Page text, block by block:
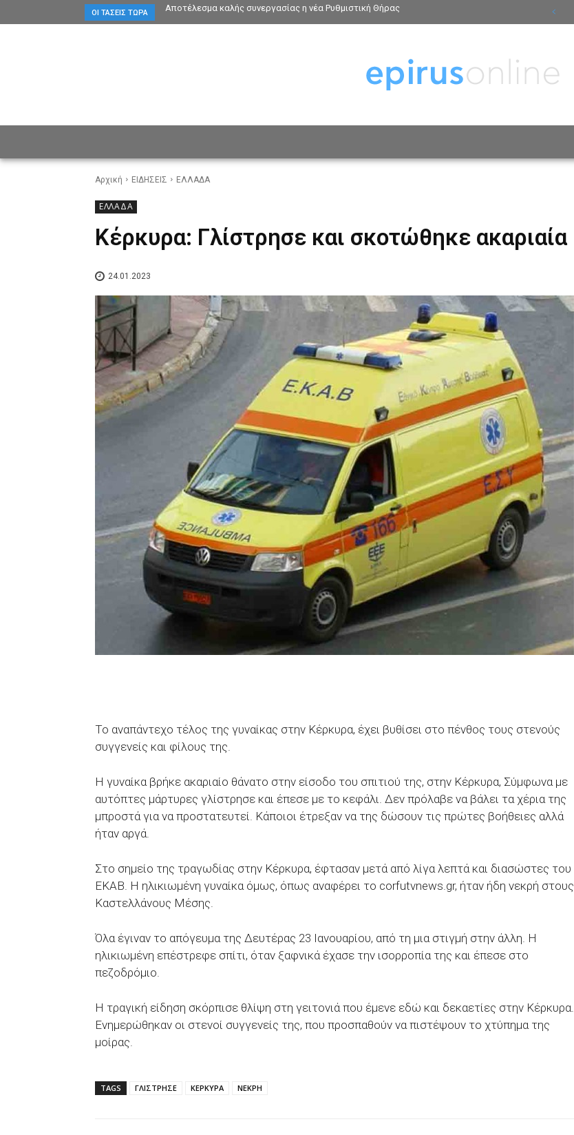
ΟΙ ΤΆΣΕΙΣ ΤΏΡΑ Αποτέλεσμα καλής συνεργασίας η νέα Ρυθμιστική Θήρας
Αρχική ΕΙΔΗΣΕΙΣ ΕΛΛΑΔΑ
ΕΛΛΑΔΑ
Κέρκυρα: Γλίστρησε και σκοτώθηκε ακαριαία
24.01.2023
Το αναπάντεχο τέλος της γυναίκας στην Κέρκυρα, έχει βυθίσει στο πένθος τους στενούς
συγγενείς και φίλους της.
Η γυναίκα βρήκε ακαριαίο θάνατο στην είσοδο του σπιτιού της, στην Κέρκυρα, Σύμφωνα με
αυτόπτες μάρτυρες γλίστρησε και έπεσε με το κεφάλι. Δεν πρόλαβε να βάλει τα χέρια της
μπροστά για να προστατευτεί. Κάποιοι έτρεξαν να της δώσουν τις πρώτες βοήθειες αλλά
ήταν αργά.
Στο σημείο της τραγωδίας στην Κέρκυρα, έφτασαν μετά από λίγα λεπτά και διασώστες του
ΕΚΑΒ. Η ηλικιωμένη γυναίκα όμως, όπως αναφέρει το corfutvnews.gr, ήταν ήδη νεκρή στους
Καστελλάνους Μέσης.
Όλα έγιναν το απόγευμα της Δευτέρας 23 Ιανουαρίου, από τη μια στιγμή στην άλλη. Η
ηλικιωμένη επέστρεφε σπίτι, όταν ξαφνικά έχασε την ισορροπία της και έπεσε στο
πεζοδρόμιο.
Η τραγική είδηση σκόρπισε θλίψη στη γειτονιά που έμενε εδώ και δεκαετίες στην Κέρκυρα.
Ενημερώθηκαν οι στενοί συγγενείς της, που προσπαθούν να πιστέψουν το χτύπημα της
μοίρας.
TAGS ΓΛΙΣΤΡΗΣΕ ΚΕΡΚΥΡΑ ΝΕΚΡΗ